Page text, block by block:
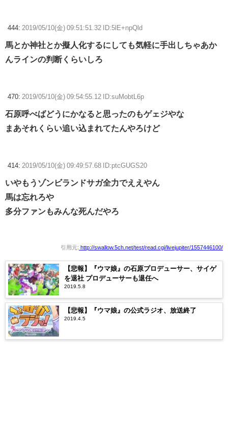
444: 2019/05/10(金) 09:51:51.32 ID:5lE+npQld
馬とか神社とか擬人化するにしても気軽に手出しちゃあか
んラインの判断くらいしろ
470: 2019/05/10(金) 09:54:55.12 ID:suMobtL6p
石原呼べばどうにかなると思ったのもゲェジやな
まあそれくらい追い込まれてたんやろけど
414: 2019/05/10(金) 09:49:57.68 ID:ptcGUGS20
いやもうゾンビランドサガ全力でええやん
馬は忘れろや
多分ファンもみんな死んだやろ
引用元: http://swallow.5ch.net/test/read.cgi/livejupiter/1557446100/
【悲報】『ウマ娘』の石原プロデューサー、サイゲ
を退社 プロデューサーも退任へ
2019.5.8
【悲報】『ウマ娘』の公式ラジオ、放送終了
2019.4.5